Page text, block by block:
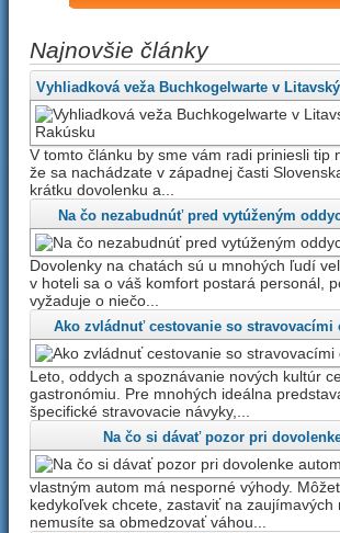
Najnovšie články
V tomto článku by sme vám radi priniesli tip
že sa nachádzate v západnej časti
krátku dovolenku a...
Na čo nezabudnúť pred vytúženým
Dovolenky na chatách sú u mnohých ľudí
v hoteli sa o váš komfort postará personál,
vyžaduje o niečo...
Ako zvládnuť cestovanie so stravovacími
Leto, oddych a spoznávanie nových kultúr
gastronómiu. Pre mnohých ideálna
špecifické stravovacie návyky,...
Na čo si dávať pozor pri
vlastným autom má nesporné výhody.
kedykoľvek chcete, zastaviť na zaujímavých
nemusíte sa obmedzovať váhou...